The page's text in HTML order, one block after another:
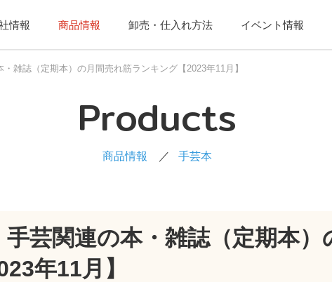
情報 商品情報 卸売・仕入れ方法 イベント情報
雑誌（定期本）の月間売れ筋ランキング【2023年11月】
Products
商品情報 手芸本
芸関連の本・雑誌（定期本）
年11月】